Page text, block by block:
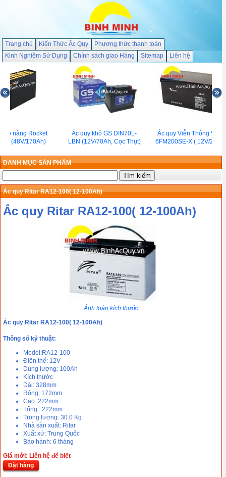
Trang chủ Kiến Thức Ắc Quy
Phương thức thanh toán
Kinh Nghiệm Sử Dụng
Chính sách giao Hàng Sitemap Liên hệ
xe nâng Rocket
(48V/170Ah)
Ắc quy khô GS DIN70L-
LBN (12V/70Ah, Cọc Thụt)
Ắc quy Viễn Thông Vision
6FM200SE-X ( 12V/
DANH MỤC SẢN PHẨM
Ắc quy Ritar RA12-100( 12-100Ah)
Ắc quy Ritar RA12-100( 12-100Ah)
Ảnh toàn kích thước
Ắc quy Ritar RA12-100( 12-100Ah)
Thông số kỹ thuật:
Model:RA12-100
Điện thế: 12V
Dung lượng: 100Ah
Kích thước
Dài: 328mm
Rộng: 172mm
Cao: 222mm
Tổng : 222mm
Trong lượng: 30.0 Kg
Nhà sản xuất: Ritar
Xuất xứ: Trung Quốc
Bảo hành: 6 tháng
Giá mới: Liên hệ để biết
Đặt hàng